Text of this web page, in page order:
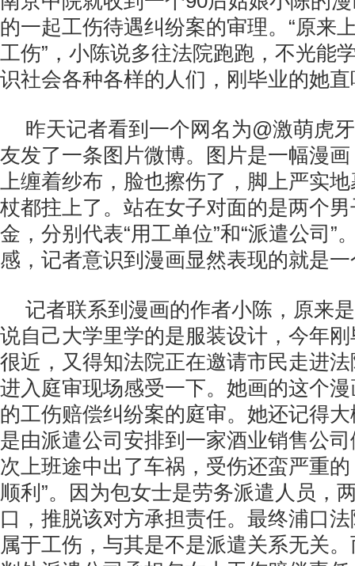
的一起工伤待遇纠纷案的审理。“原来
工伤”，小陈说多往法院跑跑，不光能
识社会各种各样的人们，刚毕业的她
昨天记者看到一个网名为@激萌虎
友发了一条图片微博。图片是一幅漫
上缠着纱布，脸也擦伤了，脚上严实
杖都拄上了。站在女子对面的是两个
金，分别代表“用工单位”和“派遣公司”
感，记者意识到漫画显然表现的就是
记者联系到漫画的作者小陈，原来
说自己大学里学的是服装设计，今年
很近，又得知法院正在邀请市民走进
进入庭审现场感受一下。她画的这个
的工伤赔偿纠纷案的庭审。她还记得
是由派遣公司安排到一家酒业销售公
次上班途中出了车祸，受伤还蛮严重
顺利”。因为包女士是劳务派遣人员，
口，推脱该对方承担责任。最终浦口
属于工伤，与其是不是派遣关系无关